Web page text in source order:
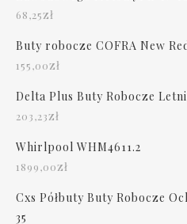
68,25zł
Buty robocze COFRA New
155,00zł
Delta Plus Buty Robocze
203,23zł
Whirlpool WHM4611.2
1899,00zł
Cxs Półbuty Buty Robocze
35